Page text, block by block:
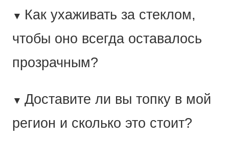
▼ Как ухаживать за стеклом,
чтобы оно всегда оставалось
прозрачным?
▼ Доставите ли вы топку в мой
регион и сколько это стоит?